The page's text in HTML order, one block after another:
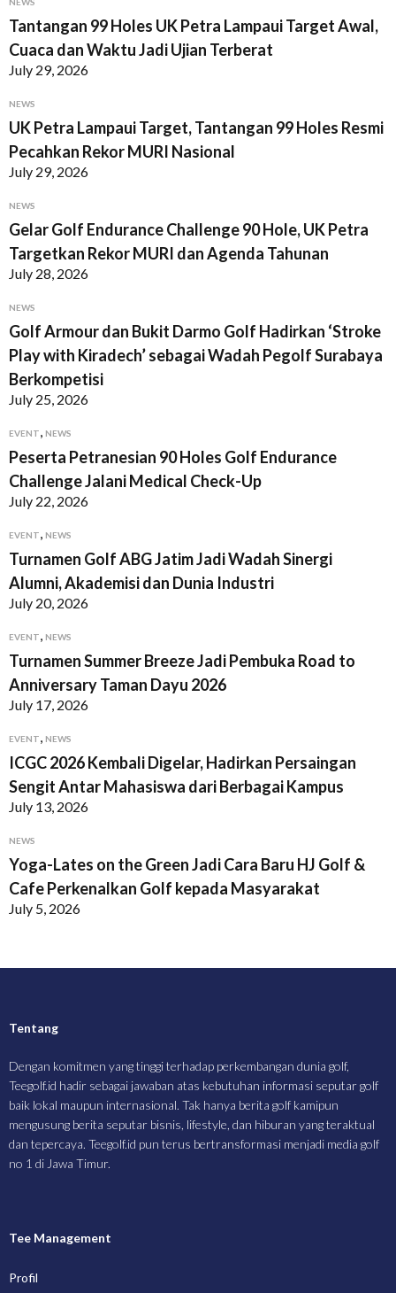
Tantangan 99 Holes UK Petra Lampaui Target Awal,
Cuaca dan Waktu Jadi Ujian Terberat
July 29, 2026
NEWS
UK Petra Lampaui Target, Tantangan 99 Holes Resmi
Pecahkan Rekor MURI Nasional
July 29, 2026
NEWS
Gelar Golf Endurance Challenge 90 Hole, UK Petra
Targetkan Rekor MURI dan Agenda Tahunan
July 28, 2026
NEWS
Golf Armour dan Bukit Darmo Golf Hadirkan ‘Stroke
Play with Kiradech’ sebagai Wadah Pegolf Surabaya
Berkompetisi
July 25, 2026
EVENT NEWS
Peserta Petranesian 90 Holes Golf Endurance
Challenge Jalani Medical Check-Up
July 22, 2026
EVENT NEWS
Turnamen Golf ABG Jatim Jadi Wadah Sinergi
Alumni, Akademisi dan Dunia Industri
July 20, 2026
EVENT NEWS
Turnamen Summer Breeze Jadi Pembuka Road to
Anniversary Taman Dayu 2026
July 17, 2026
EVENT NEWS
ICGC 2026 Kembali Digelar, Hadirkan Persaingan
Sengit Antar Mahasiswa dari Berbagai Kampus
July 13, 2026
NEWS
Yoga-Lates on the Green Jadi Cara Baru HJ Golf &
Cafe Perkenalkan Golf kepada Masyarakat
July 5, 2026
Tentang
Dengan komitmen yang tinggi terhadap perkembangan dunia golf,
Teegolf.id hadir sebagai jawaban atas kebutuhan informasi seputar golf
baik lokal maupun internasional. Tak hanya berita golf kamipun
mengusung berita seputar bisnis, lifestyle, dan hiburan yang teraktual
dan tepercaya. Teegolf.id pun terus bertransformasi menjadi media golf
no 1 di Jawa Timur.
Tee Management
Profil